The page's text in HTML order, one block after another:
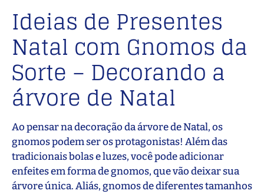
Ideias de Presentes
Natal com Gnomos da
Sorte – Decorando a
árvore de Natal
Ao pensar na decoração da árvore de Natal, os
gnomos podem ser os protagonistas! Além das
tradicionais bolas e luzes, você pode adicionar
enfeites em forma de gnomos, que vão deixar sua
árvore única. Aliás, gnomos de diferentes tamanhos